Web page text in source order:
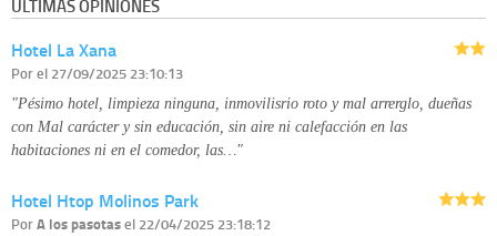
Derechos:tiene derecho a saber qué información tenemos sobre usted,
disponible en nuestra página web.
Información complementaria:
ÚLTIMAS OPINIONES
Hotel La Xana
Porel 27/09/2025 23:10:13
"Pésimo hotel, limpieza ninguna, inmovilisrio roto y mal arrerglo, dueñas
con Mal carácter y sin educación, sin aire ni calefacción en las
habitaciones ni en el comedor, las…"
Hotel Htop Molinos Park
PorA los pasotasel 22/04/2025 23:18:12